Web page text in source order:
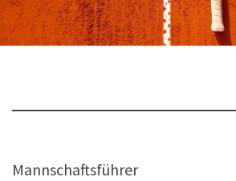
Mannschaftsführer